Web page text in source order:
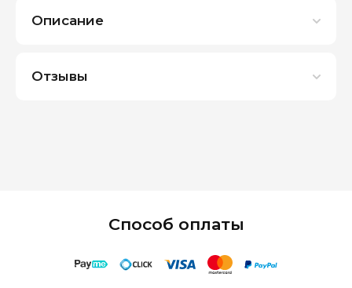
Описание
Отзывы
Способ оплаты